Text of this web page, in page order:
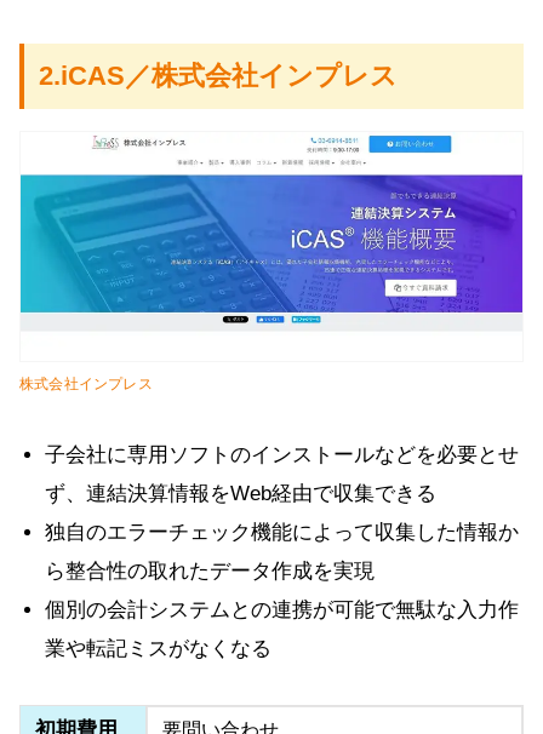
2.iCAS／株式会社インプレス
株式会社インプレス
子会社に専用ソフトのインストールなどを必要とせ
ず、連結決算情報をWeb経由で収集できる
独自のエラーチェック機能によって収集した情報か
ら整合性の取れたデータ作成を実現
個別の会計システムとの連携が可能で無駄な入力作
業や転記ミスがなくなる